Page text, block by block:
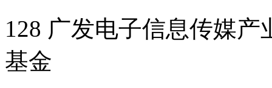
128 广发电子信息传媒
基金